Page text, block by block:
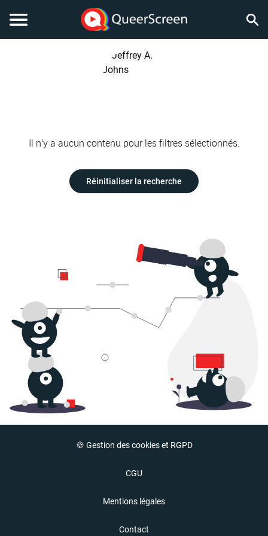
Il n'y a aucun contenu pour les filtres sélectionnés.
Réinitialiser la recherche
🍪 Gestion des cookies et RGPD
CGU
Mentions légales
Contact